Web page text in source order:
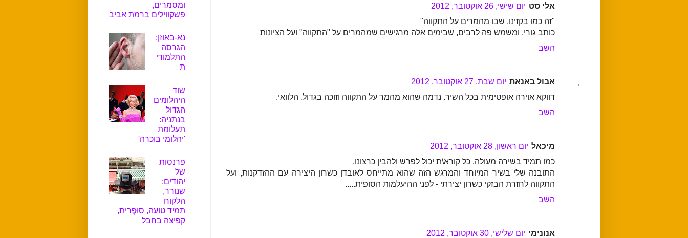
אלי סט יום שישי, 26 אוקטובר, 2012
"זה כמו בקזינו, שבו מהמרים על התקווה"
כותב גורי, ומשמש פה לרבים, שבימים אלה מרגישים שמהמרים על "התקווה" ועל הציונות
השב
אבול באנאת יום שבת, 27 אוקטובר, 2012
דווקא אוירה אופטימית בכל השיר. נדמה שהוא מהמר על התקווה וזוכה בגדול. הלוואי.
השב
מיכאל יום ראשון, 28 אוקטובר, 2012
כמו תמיד בשירה מעולה, כל קורא\ת יכול לפרש ולהבין כרצונו.
התובנה שלי בשיר המיוחד והמרגש הזה שהוא מתייחס לאובדן כשרון היצירה עם ההזדקנות, ועל
התקווה לחזרת הבזקי כשרון יצירתי - לפני ההיעלמות הסופית.....
השב
אנונימי יום שלישי, 30 אוקטובר, 2012
ומסמרים,
פשקווילים ברמת אביב
נא-באוזן:
הגרסה
התלמודי
ת
שוד
היהלומים
הגדול
בנתניה:
תעלומת
'יהלומי בוכרה'
פרנסות
של
יהודים:
שנורר,
הלקוח
תמיד טועה, סוּפֶּרִית,
קפיצה בחבל